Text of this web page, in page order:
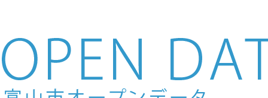
Skip to main content